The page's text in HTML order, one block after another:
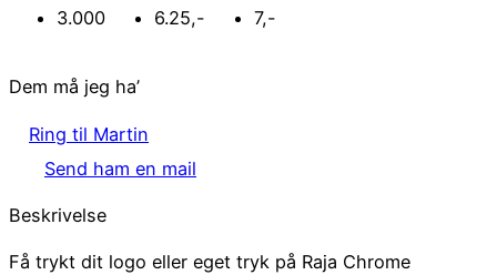
3.000
6.25,-
7,-
Dem må jeg ha’
Ring til Martin
Send ham en mail
Beskrivelse
Få trykt dit logo eller eget tryk på Raja Chrome